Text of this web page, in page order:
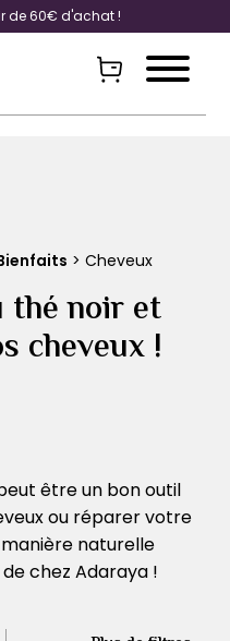
de 60€ d'achat !
> Cheveux
thé noir et
cheveux !
être un bon outil
ou réparer votre
naturelle
chez Adaraya !